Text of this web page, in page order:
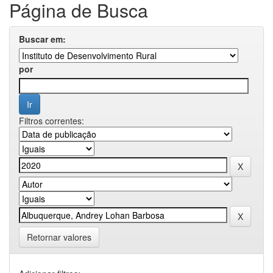
Página de Busca
Buscar em:
por
Filtros correntes:
Retornar valores